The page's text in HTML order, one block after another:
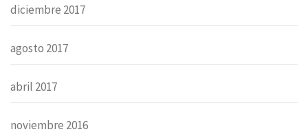
diciembre 2017
agosto 2017
abril 2017
noviembre 2016